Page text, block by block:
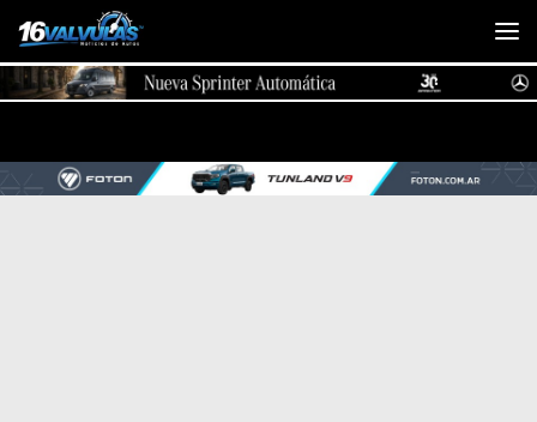
Saltar al contenido